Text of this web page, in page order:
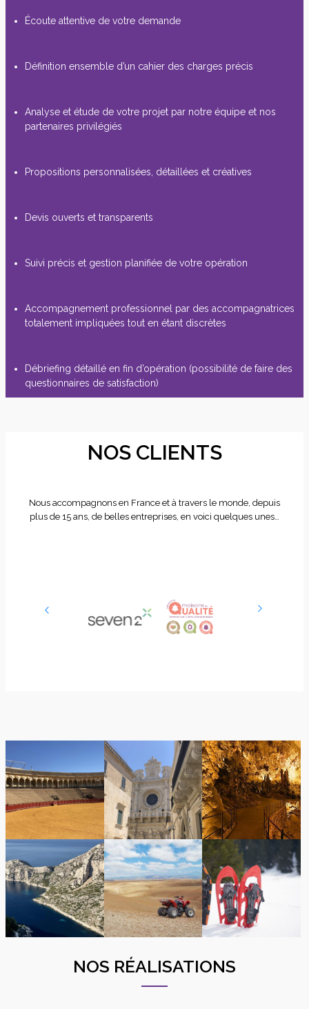
Écoute attentive de votre demande
Définition ensemble d’un cahier des charges précis
Analyse et étude de votre projet par notre équipe et nos
partenaires privilégiés
Propositions personnalisées, détaillées et créatives
Devis ouverts et transparents
Suivi précis et gestion planifiée de votre opération
Accompagnement professionnel par des accompagnatrices
totalement impliquées tout en étant discrètes
Débriefing détaillé en fin d’opération (possibilité de faire des
questionnaires de satisfaction)
NOS CLIENTS
Nous accompagnons en France et à travers le monde, depuis
plus de 15 ans, de belles entreprises, en voici quelques unes…
NOS RÉALISATIONS